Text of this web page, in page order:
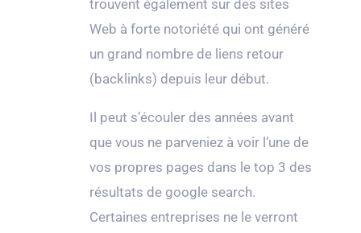
trouvent également sur des sites
Web à forte notoriété qui ont généré
un grand nombre de liens retour
(backlinks) depuis leur début.
Il peut s’écouler des années avant
que vous ne parveniez à voir l’une de
vos propres pages dans le top 3 des
résultats de google search.
Certaines entreprises ne le verront